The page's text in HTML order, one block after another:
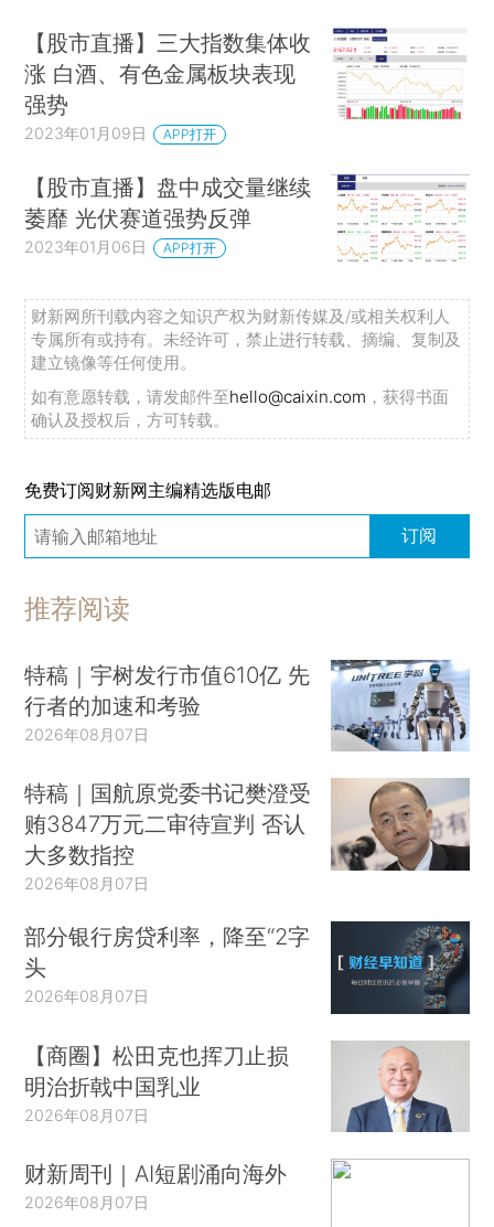
【股市直播】三大指数集体收
涨 白酒、有色金属板块表现
强势
2023年01月09日 APP打开
【股市直播】盘中成交量继续
萎靡 光伏赛道强势反弹
2023年01月06日 APP打开
财新网所刊载内容之知识产权为财新传媒及/或相关权利人
专属所有或持有。未经许可，禁止进行转载、摘编、复制及
建立镜像等任何使用。
如有意愿转载，请发邮件至hello@caixin.com ，获得书面
确认及授权后，方可转载。
免费订阅财新网主编精选版电邮
订阅
推荐阅读
特稿｜宇树发行市值610亿 先
行者的加速和考验
2026年08月07日
特稿｜国航原党委书记樊澄受
贿3847万元二审待宣判 否认
大多数指控
2026年08月07日
部分银行房贷利率，降至“2字
头
2026年08月07日
【商圈】松田克也挥刀止损
明治折戟中国乳业
2026年08月07日
财新周刊｜AI短剧涌向海外
2026年08月07日